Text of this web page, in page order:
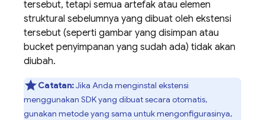
tersebut, tetapi semua artefak atau elemen
struktural sebelumnya yang dibuat oleh ekstensi
tersebut (seperti gambar yang disimpan atau
bucket penyimpanan yang sudah ada) tidak akan
diubah.
Catatan:Jika Anda menginstal ekstensi
menggunakan SDK yang dibuat secara otomatis,
gunakan metode yang sama untuk mengonfigurasinya,